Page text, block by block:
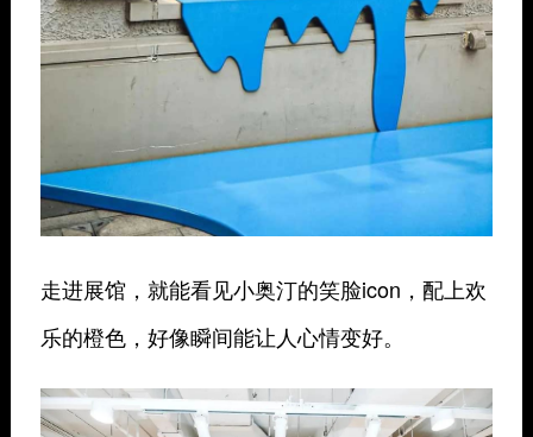
走进展馆，就能看见小奥汀的笑脸icon，配上欢
乐的橙色，好像瞬间能让人心情变好。